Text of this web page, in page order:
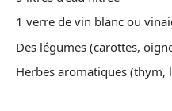
1 verre de vin blanc ou
Des légumes (carottes,
Herbes aromatiques (thym,